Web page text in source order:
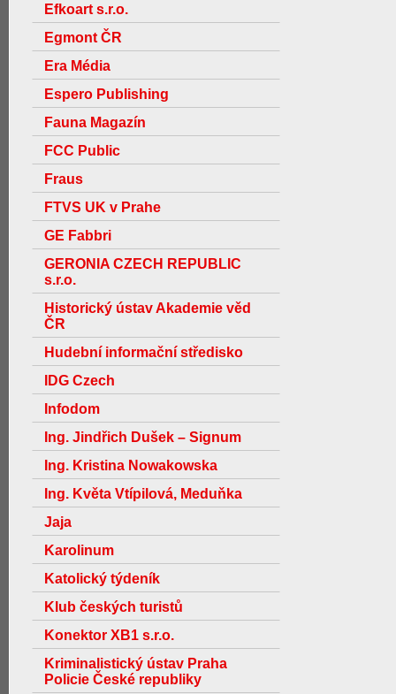
Efkoart s.r.o.
Egmont ČR
Era Média
Espero Publishing
Fauna Magazín
FCC Public
Fraus
FTVS UK v Prahe
GE Fabbri
GERONIA CZECH REPUBLIC
s.r.o.
Historický ústav Akademie věd
ČR
Hudební informační středisko
IDG Czech
Infodom
Ing. Jindřich Dušek – Signum
Ing. Kristina Nowakowska
Ing. Květa Vtípilová, Meduňka
Jaja
Karolinum
Katolický týdeník
Klub českých turistů
Konektor XB1 s.r.o.
Kriminalistický ústav Praha
Policie České republiky